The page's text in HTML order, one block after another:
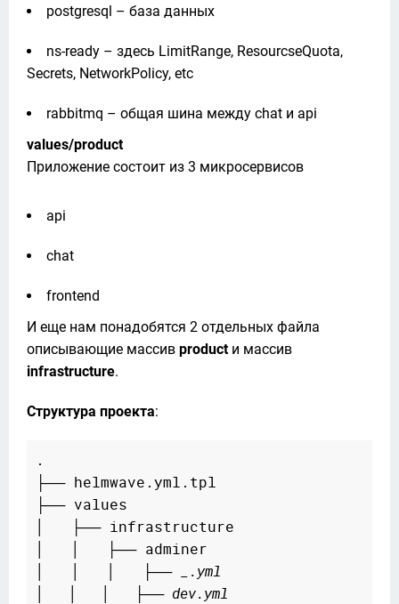
postgresql – база данных
ns-ready – здесь LimitRange, ResourcseQuota,
Secrets, NetworkPolicy, etc
rabbitmq – общая шина между chat и api
values/product
Приложение состоит из 3 микросервисов
api
chat
frontend
И еще нам понадобятся 2 отдельных файла
описывающие массив product
infrastructure.
Структура проекта:
.
├── helmwave.yml.tpl
├── values
│   ├── infrastructure
│   │   ├── adminer
│   │   │   ├──
_.yml
│   │   │   ├── dev.yml